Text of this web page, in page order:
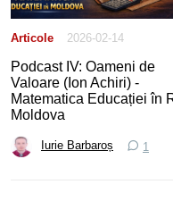
Articole 2026-02-14
Podcast IV: Oameni de
Valoare (Ion Achiri) -
Matematica Educației în
Moldova
Iurie Barbaroș 1